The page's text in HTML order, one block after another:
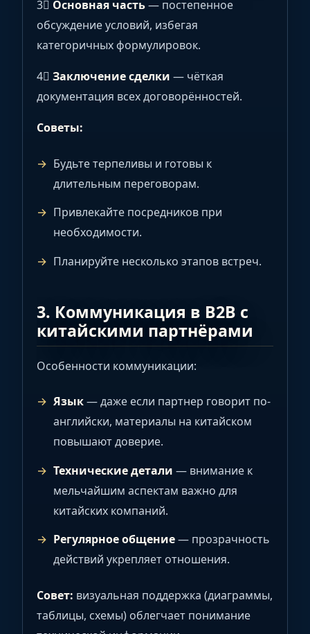
3⃣ Основная часть— постепенное
обсуждение условий, избегая
категоричных формулировок.
4⃣ Заключение сделки — чёткая
документация всех договорённостей.
Советы:
Будьте терпеливы и готовы к
длительным переговорам.
Привлекайте посредников при
необходимости.
Планируйте несколько этапов встреч.
3. Коммуникация в B2B с
китайскими партнёрами
Особенности коммуникации:
Язык— даже если партнер говорит по-
английски, материалы на китайском
повышают доверие.
Технические детали — внимание к
мельчайшим аспектам важно для
китайских компаний.
Регулярное общение— прозрачность
действий укрепляет отношения.
Совет: визуальная поддержка (диаграммы,
таблицы, схемы) облегчает понимание